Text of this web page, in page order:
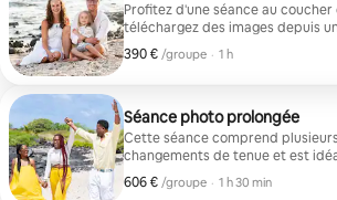
Profitez d'une séance au
téléchargez des images depuis
390 € /groupe
390 € par groupe
, · 1 h
Séance photo prolongée
Cette séance comprend
changements de tenue et est
familles. Téléchargez des images
en ligne.
606 € /groupe
606 € par groupe
, · 1 h 30 min